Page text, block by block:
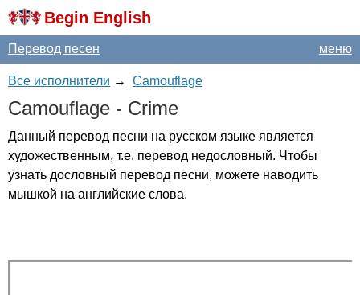
Begin English
меню
Перевод песен
Все исполнители → Camouflage
Camouflage - Crime
Данный перевод песни на русском языке является
художественным, т.е. перевод недословный. Чтобы
узнать дословный перевод песни, можете наводить
мышкой на английские слова.